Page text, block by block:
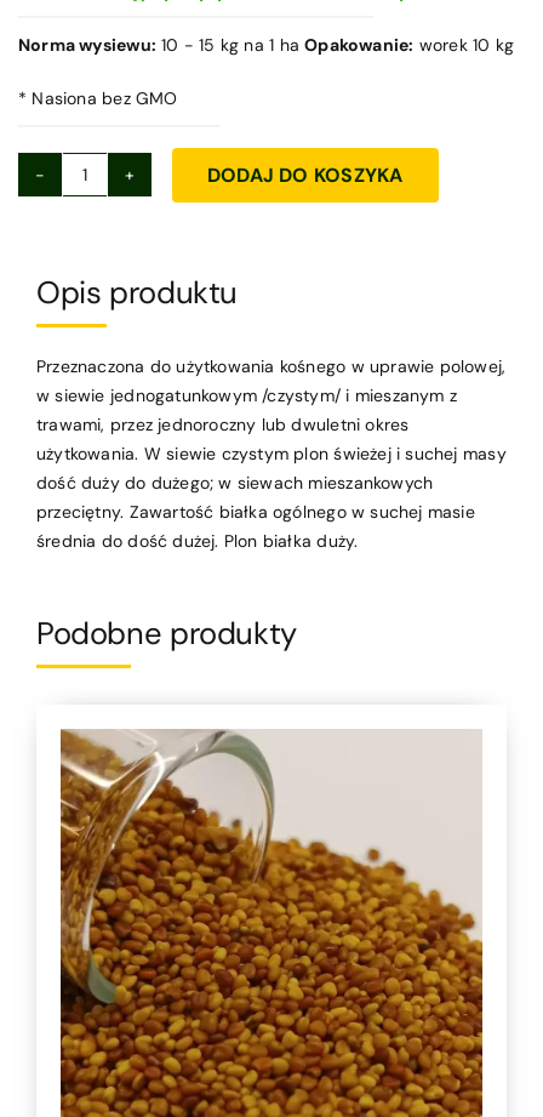
Norma wysiewu: 10 - 15 kg na 1 haOpakowanie: worek 10 kg
* Nasiona bez GMO
ilość
LUCRUM/KRYNIA
EKO
DODAJ DO KOSZYKA
Opis produktu
Przeznaczona do użytkowania kośnego w uprawie polowej,
w siewie jednogatunkowym /czystym/ i mieszanym z
trawami, przez jednoroczny lub dwuletni okres
użytkowania. W siewie czystym plon świeżej i suchej masy
dość duży do dużego; w siewach mieszankowych
przeciętny. Zawartość białka ogólnego w suchej masie
średnia do dość dużej. Plon białka duży.
Podobne produkty